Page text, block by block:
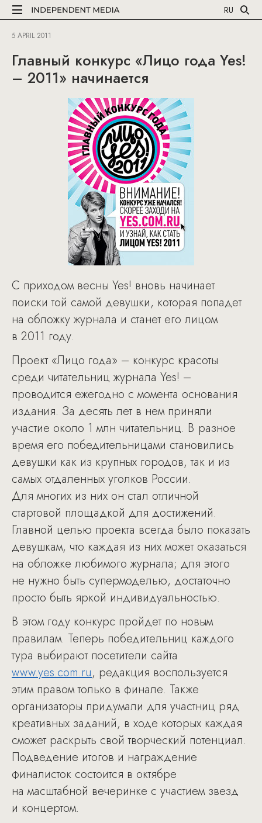
RU
5 APRIL 2011
Главный конкурс «Лицо года Yes!
– 2011» начинается
С приходом весны Yes! вновь начинает
поиски той самой девушки, которая попадет
на обложку журнала и станет его лицом
в 2011 году.
Проект «Лицо года» – конкурс красоты
среди читательниц журнала Yes! –
проводится ежегодно с момента основания
издания. За десять лет в нем приняли
участие около 1 млн читательниц. В разное
время его победительницами становились
девушки как из крупных городов, так и из
самых отдаленных уголков России.
Для многих из них он стал отличной
стартовой площадкой для достижений.
Главной целью проекта всегда было показать
девушкам, что каждая из них может оказаться
на обложке любимого журнала; для этого
не нужно быть супермоделью, достаточно
просто быть яркой индивидуальностью.
В этом году конкурс пройдет по новым
правилам. Теперь победительниц каждого
тура выбирают посетители сайта
www.yes.com.ru, редакция воспользуется
этим правом только в финале. Также
организаторы придумали для участниц ряд
креативных заданий, в ходе которых каждая
сможет раскрыть свой творческий потенциал.
Подведение итогов и награждение
финалисток состоится в октябре
на масштабной вечеринке с участием звезд
и концертом.